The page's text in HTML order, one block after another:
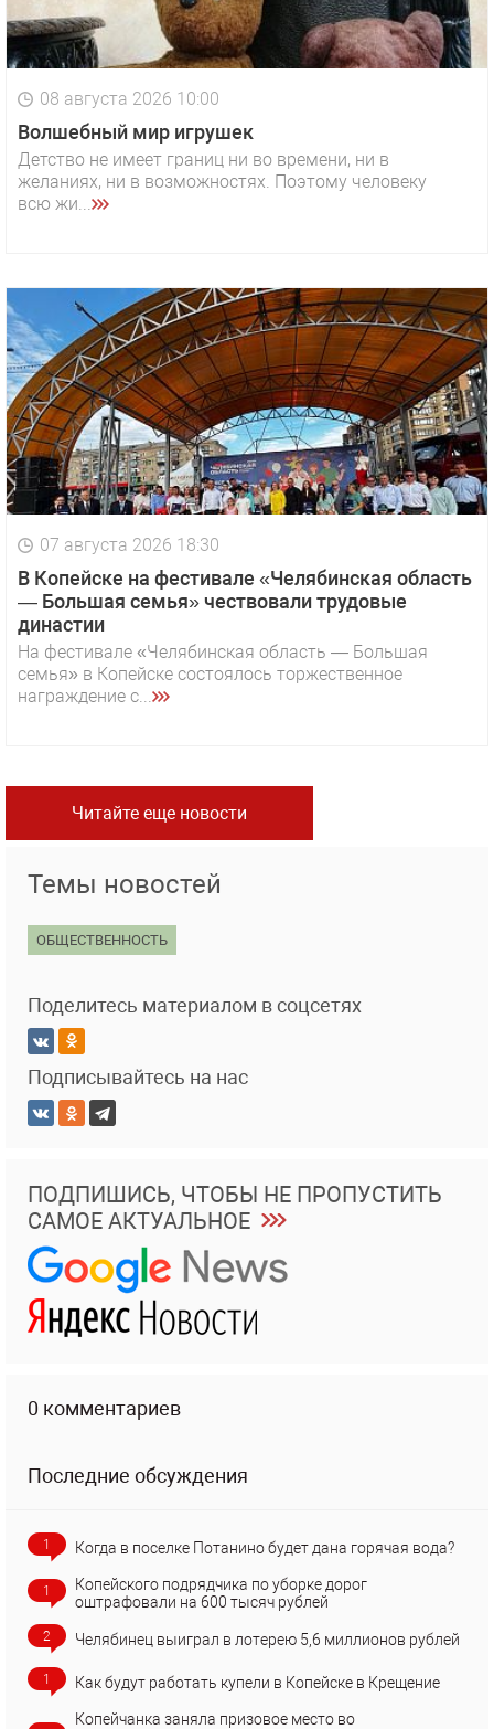
08 августа 2026 10:00
Волшебный мир игрушек
Детство не имеет границ ни во времени, ни в
желаниях, ни в возможностях. Поэтому человеку
всю жи...
07 августа 2026 18:30
В Копейске на фестивале «Челябинская область
— Большая семья» чествовали трудовые
династии
На фестивале «Челябинская область — Большая
семья» в Копейске состоялось торжественное
награждение с...
Читайте еще новости
Темы новостей
ОБЩЕСТВЕННОСТЬ
Поделитесь материалом в соцсетях
Подписывайтесь на нас
ПОДПИШИСЬ, ЧТОБЫ НЕ ПРОПУСТИТЬ
САМОЕ АКТУАЛЬНОЕ
0 комментариев
Последние обсуждения
1 Когда в поселке Потанино будет дана горячая вода?
1
Копейского подрядчика по уборке дорог
оштрафовали на 600 тысяч рублей
2 Челябинец выиграл в лотерею 5,6 миллионов рублей
1 Как будут работать купели в Копейске в Крещение
Копейчанка заняла призовое место во